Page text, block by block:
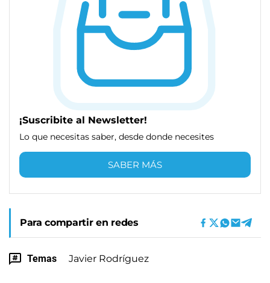
¡Suscribite al Newsletter!
Lo que necesitas saber, desde donde necesites
SABER MÁS
Para compartir en redes
Temas Javier Rodríguez